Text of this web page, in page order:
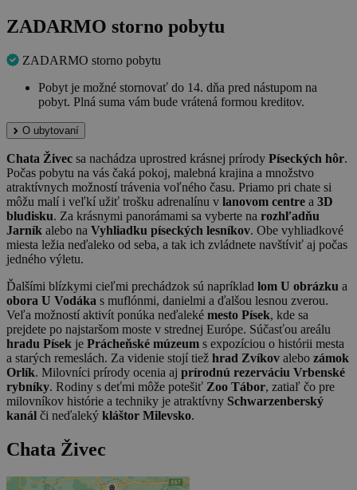
ZADARMO storno pobytu
ZADARMO storno pobytu
Pobyt je možné stornovať do 14. dňa pred nástupom na
pobyt. Plná suma vám bude vrátená formou kreditov.
O ubytovaní
Chata Živec sa nachádza uprostred krásnej prírody Píseckých hôr.
Počas pobytu na vás čaká pokoj, malebná krajina a množstvo
atraktívnych možností trávenia voľného času. Priamo pri chate si
môžu malí i veľkí užiť trošku adrenalínu v lanovom centre a 3D
bludisku. Za krásnymi panorámami sa vyberte na rozhľadňu
Jarník alebo na Vyhliadku píseckých lesníkov. Obe vyhliadkové
miesta ležia neďaleko od seba, a tak ich zvládnete navštíviť aj počas
jedného výletu.
Ďalšími blízkymi cieľmi prechádzok sú napríklad lom U obrázku a
obora U Vodáka s muflónmi, danielmi a ďalšou lesnou zverou.
Veľa možností aktivít ponúka neďaleké mesto Písek, kde sa
prejdete po najstaršom moste v strednej Európe. Súčasťou areálu
hradu Písek je Prácheňské múzeum s expozíciou o histórii mesta
a starých remeslách. Za videnie stojí tiež hrad Zvíkov alebo zámok
Orlík. Milovníci prírody ocenia aj prírodnú rezerváciu Vrbenské
rybníky. Rodiny s deťmi môže potešiť Zoo Tábor, zatiaľ čo pre
milovníkov histórie a techniky je atraktívny Schwarzenberský
kanál či neďaleký kláštor Milevsko.
Chata Živec